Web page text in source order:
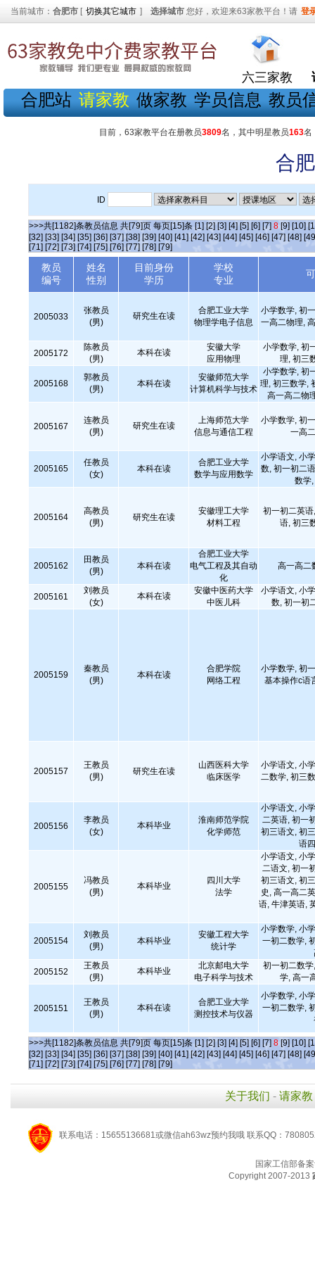
当前城市： 合肥市 [ 切换其它城市 ] 选择城市 您好，欢迎来63家教平台！请 登
六三家教
合肥站 请家教 做家教 学员信息 教员
目前，63家教平台在册教员3809名，其中明星教员163名
合
ID
>>>共[1182]条教员信息 共[79]页 每页[15]条 [1] [2] [3] [4] [5] [6] [7] 8 [9] [10]
[32] [33] [34] [35] [36] [37] [38] [39] [40] [41] [42] [43] [44] [45] [46] [47] [48]
[71] [72] [73] [74] [75] [76] [77] [78] [79]
教员
编号
姓名
性别
目前身份
学历
学校
专业
2005033
张教员
(男)
研究生在读
合肥工业大学
物理学电子信息
小学数学, 初
一高二物理,
2005172
陈教员
(男)
本科在读
安徽大学
应用物理
小学数学, 初
理, 初三
2005168
郭教员
(男)
本科在读
安徽师范大学
计算机科学与技术
小学数学, 初
理, 初三数学,
高一高二物
2005167
连教员
(男)
研究生在读
上海师范大学
信息与通信工程
小学数学, 初
一高
2005165
任教员
(女)
本科在读
合肥工业大学
数学与应用数学
小学语文, 小
数, 初一初二
数学
2005164
高教员
(男)
研究生在读
安徽理工大学
材料工程
初一初二英
语, 初三
2005162
田教员
(男)
本科在读
合肥工业大学
电气工程及其自动
化
高一高二
2005161
刘教员
(女)
本科在读
安徽中医药大学
中医儿科
小学语文, 小
数, 初一初
2005159
秦教员
(男)
本科在读
合肥学院
网络工程
小学数学, 初
基本操作c语
2005157
王教员
(男)
研究生在读
山西医科大学
临床医学
小学语文, 小
二数学, 初三
2005156
李教员
(女)
本科毕业
淮南师范学院
化学师范
小学语文, 小
二英语, 初一
初三语文, 初
语
2005155
冯教员
(男)
本科毕业
四川大学
法学
小学语文, 小
二语文, 初一
初三语文, 初
史, 高一高二
语, 牛津英语,
2005154
刘教员
(男)
本科毕业
安徽工程大学
统计学
小学数学, 小
一初二数学,
2005152
王教员
(男)
本科毕业
北京邮电大学
电子科学与技术
初一初二数
学, 高一
2005151
王教员
(男)
本科在读
合肥工业大学
测控技术与仪器
小学数学, 小
一初二数学,
>>>共[1182]条教员信息 共[79]页 每页[15]条 [1] [2] [3] [4] [5] [6] [7] 8 [9] [10]
[32] [33] [34] [35] [36] [37] [38] [39] [40] [41] [42] [43] [44] [45] [46] [47] [48]
[71] [72] [73] [74] [75] [76] [77] [78] [79]
关于我们 - 请家教
联系电话：15655136681或微信ah63wz预约我哦 联系QQ：
国家工信部备
Copyright 2007-2013